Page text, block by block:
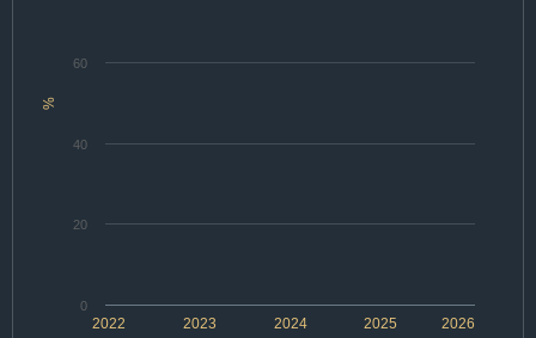
%
2022 2024 2026
2023 2025
0
20
40
60